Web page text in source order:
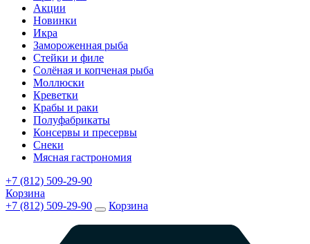
Акции
Новинки
Икра
Замороженная рыба
Стейки и филе
Солёная и копченая рыба
Моллюски
Креветки
Крабы и раки
Полуфабрикаты
Консервы и пресервы
Снеки
Мясная гастрономия
+7 (812) 509-29-90
Корзина
+7 (812) 509-29-90
Корзина